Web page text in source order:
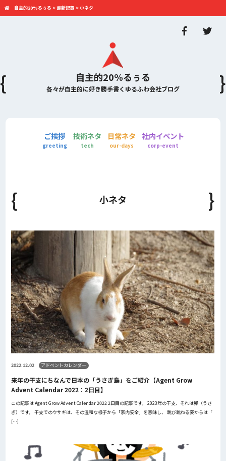
自主的20%るぅる
各々が自主的に好き勝手書くゆるふわ会社ブログ
自主的20%るぅる > 最新記事 >小ネタ
ご挨拶
greeting
技術ネタ
tech
日常ネタ
our-days
社内イベント
corp-event
小ネタ
2022.12.02 アドベントカレンダー
来年の干支にちなんで日本の「うさぎ島」をご紹介【Agent Grow
Advent Calendar 2022：2日目】
この記事は Agent Grow Advent Calendar 2022 2日目の記事です。 2023年の干支、それは卯（うさ
ぎ）です。 干支でのウサギは、その温和な様子から「家内安全」を意味し、 跳び跳ねる姿からは「
[…]